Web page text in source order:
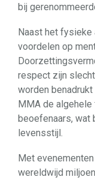
bij
Naast het fysieke
voordelen op
respect zijn
worden
MMA de
beoefenaars, wat
levensstijl.
Met
wereldwijd